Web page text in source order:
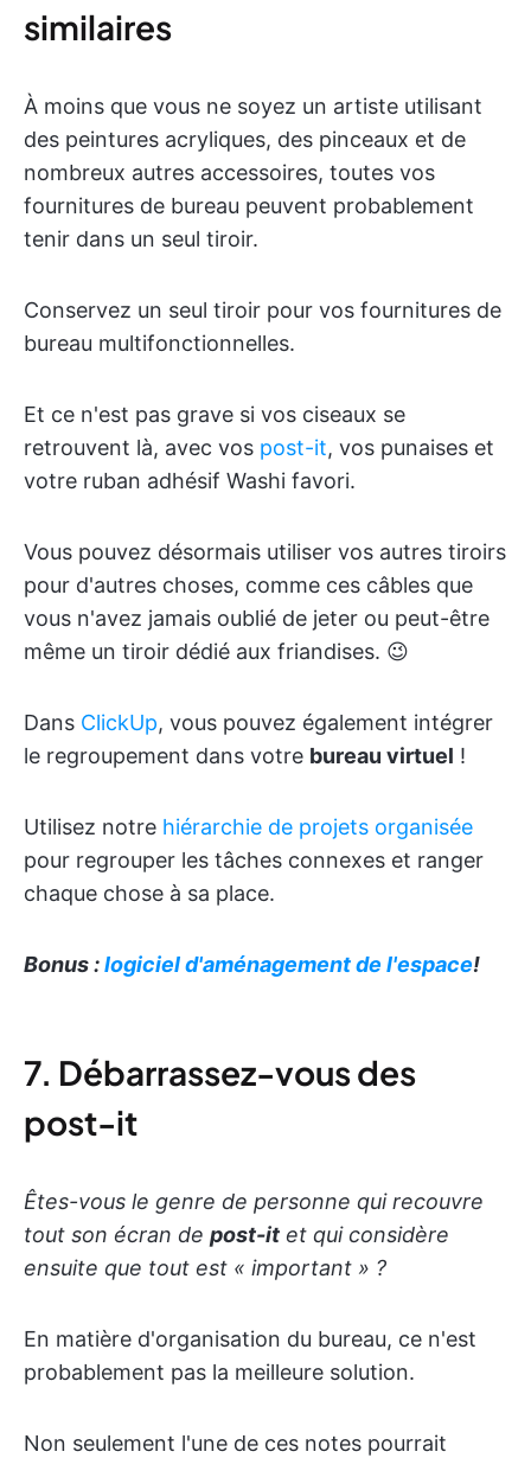
similaires
À moins que vous ne soyez un artiste utilisant
des peintures acryliques, des pinceaux et de
nombreux autres accessoires, toutes vos
fournitures de bureau peuvent probablement
tenir dans un seul tiroir.
Conservez un seul tiroir pour vos fournitures de
bureau multifonctionnelles.
Et ce n'est pas grave si vos ciseaux se
retrouvent là, avec vos post-it, vos punaises et
votre ruban adhésif Washi favori.
Vous pouvez désormais utiliser vos autres tiroirs
pour d'autres choses, comme ces câbles que
vous n'avez jamais oublié de jeter ou peut-être
même un tiroir dédié aux friandises. 😉
Dans ClickUp, vous pouvez également intégrer
le regroupement dans votre bureau virtuel !
Utilisez notre hiérarchie de projets organisée
pour regrouper les tâches connexes et ranger
chaque chose à sa place.
Bonus :logiciel d'aménagement de l'espace!
7. Débarrassez-vous des
post-it
Êtes-vous le genre de personne qui recouvre
tout son écran de post-it et qui considère
ensuite que tout est « important » ?
En matière d'organisation du bureau, ce n'est
probablement pas la meilleure solution.
Non seulement l'une de ces notes pourrait